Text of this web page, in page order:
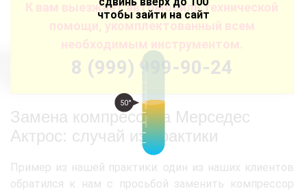
чтобы зайти на сайт
50°
К вам выезжает автомобиль технической
помощи, укомплектованный всем
необходимым инструментом.
8 (999) 999-90-24
Замена компрессора Мерседес
Актрос: случай из практики
Пример из нашей практики: один из наших клиентов
обратился к нам с просьбой заменить компрессор